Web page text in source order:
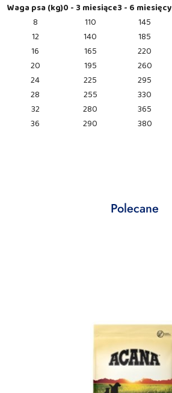
Waga psa (kg)0 - 3 miesiące3 - 6 miesięcy
8
110 145
12
140 185
16
165 220
20
195 260
24
225 295
28
255 330
32
280 365
36
290 380
Pomiń karuzelę produktów
Produkty
Polecane